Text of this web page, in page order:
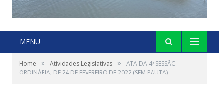
MENU
Home » Atividades Legislativas »
ATA DA 4ª SESSÃO
ORDINÁRIA, DE 24 DE FEVEREIRO DE 2022 (SEM PAUTA)